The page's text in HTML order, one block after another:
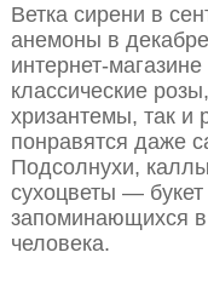
Ветка сирени в
анемоны в
интернет-
классические
хризантемы, так и
понравятся даже
Подсолнухи,
сухоцветы —
запоминающихся в
человека.